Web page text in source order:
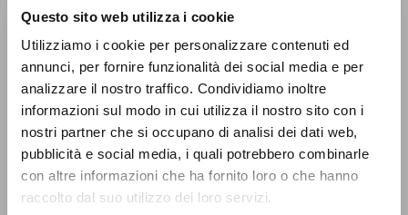
Questo sito web utilizza i cookie
Utilizziamo i cookie per personalizzare contenuti ed
annunci, per fornire funzionalità dei social media e per
analizzare il nostro traffico. Condividiamo inoltre
informazioni sul modo in cui utilizza il nostro sito con i
nostri partner che si occupano di analisi dei dati web,
pubblicità e social media, i quali potrebbero combinarle
con altre informazioni che ha fornito loro o che hanno
raccolto dal suo utilizzo dei loro servizi.
AND WELCOME OFFICE
Located on the inner courtyard of the Castello Estense, on
the ground floor. Open Monday - Saturday from 9 a.m. to 6
p.m. | Sundays and holidays from 9.30 a.m. to 5.30 p.m. It is
closed only on Christmas Day.
infotur@comune.fe.it 0532-419190
ARE YOU A TOUR OPERATOR AND WOULD YOU LIKE
TO BE CONTACTED TO BE PART OF THE INFERRARA